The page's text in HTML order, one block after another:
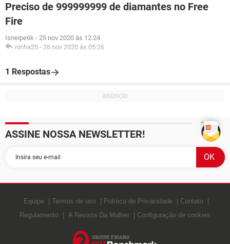
Preciso de 999999999 de diamantes no Free
Fire
Isneipe6k - 25 nov 2020 às 12:24
ninha25 - 26 nov 2020 às 05:26
1 Respostas
ASSINE NOSSA NEWSLETTER!
Equipe Termos de uso Política de Privacidade
Contato
Regulamento
A Revista Da Mulher Configuração de cookies